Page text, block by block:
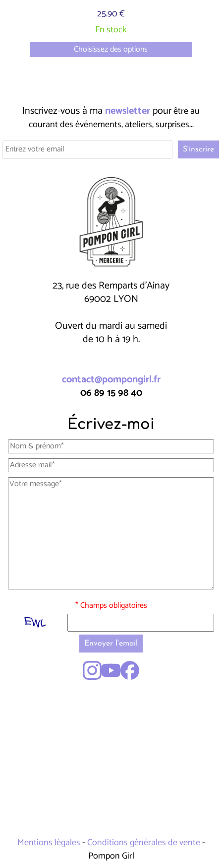
25.90 €
En stock
Choisissez des options
Inscrivez-vous à ma newsletterpourêtre au
courant des événements, ateliers, surprises...
23, rue des Remparts d'Ainay
69002 LYON
Ouvert du mardi au samedi
de 10 h à 19 h.
contact@pompongirl.fr
06 89 15 98 40
Écrivez-moi
* Champs obligatoires
Envoyer l'email
Mentions légales-Conditions générales de vente-
Pompon Girl